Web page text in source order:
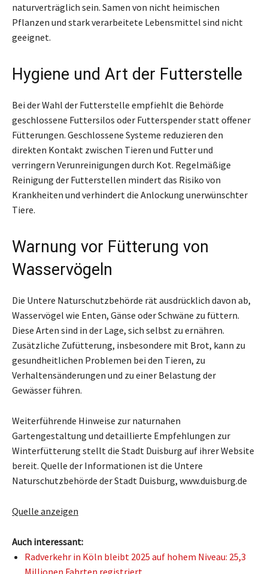
naturverträglich sein. Samen von nicht heimischen
Pflanzen und stark verarbeitete Lebensmittel sind nicht
geeignet.
Hygiene und Art der Futterstelle
Bei der Wahl der Futterstelle empfiehlt die Behörde
geschlossene Futtersilos oder Futterspender statt offener
Fütterungen. Geschlossene Systeme reduzieren den
direkten Kontakt zwischen Tieren und Futter und
verringern Verunreinigungen durch Kot. Regelmäßige
Reinigung der Futterstellen mindert das Risiko von
Krankheiten und verhindert die Anlockung unerwünschter
Tiere.
Warnung vor Fütterung von
Wasservögeln
Die Untere Naturschutzbehörde rät ausdrücklich davon ab,
Wasservögel wie Enten, Gänse oder Schwäne zu füttern.
Diese Arten sind in der Lage, sich selbst zu ernähren.
Zusätzliche Zufütterung, insbesondere mit Brot, kann zu
gesundheitlichen Problemen bei den Tieren, zu
Verhaltensänderungen und zu einer Belastung der
Gewässer führen.
Weiterführende Hinweise zur naturnahen
Gartengestaltung und detaillierte Empfehlungen zur
Winterfütterung stellt die Stadt Duisburg auf ihrer Website
bereit. Quelle der Informationen ist die Untere
Naturschutzbehörde der Stadt Duisburg, www.duisburg.de
Quelle anzeigen
Auch interessant:
Radverkehr in Köln bleibt 2025 auf hohem Niveau: 25,3
Millionen Fahrten registriert